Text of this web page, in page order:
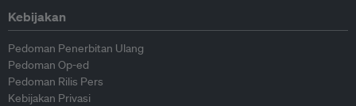
Kebijakan
Pedoman Penerbitan Ulang
Pedoman Op-ed
Pedoman Rilis Pers
Kebijakan Privasi